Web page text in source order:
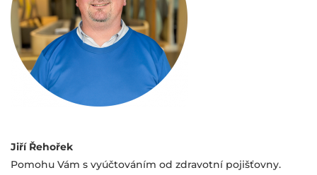
Jiří Řehořek
Pomohu Vám s vyúčtováním od zdravotní pojišťovny.